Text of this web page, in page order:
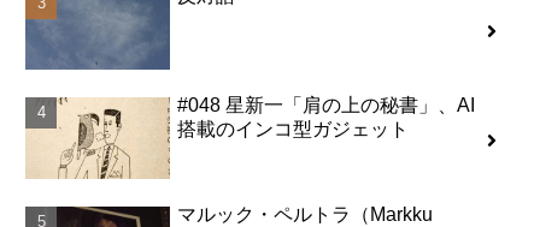
#048 星新一「肩の上の秘書」、AI
搭載のインコ型ガジェット
マルック・ペルトラ（Markku